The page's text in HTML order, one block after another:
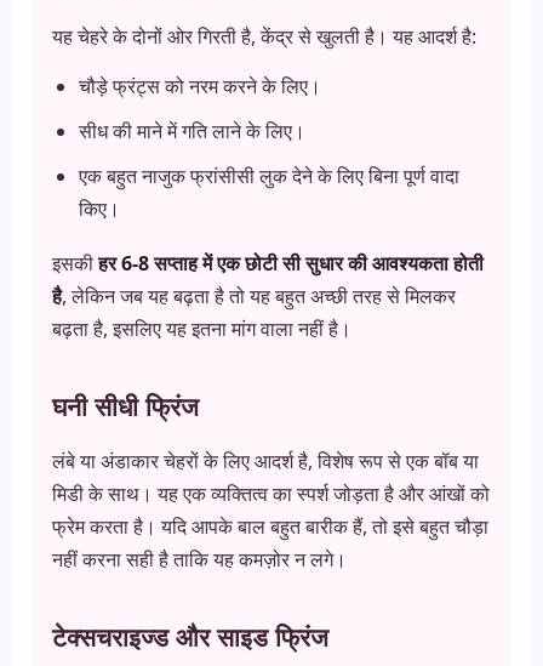
यह चेहरे के दोनों ओर गिरती है, केंद्र से खुलती है। यह आदर्श है:
चौड़े फ्रंट्स को नरम करने के लिए।
सीध की माने में गति लाने के लिए।
एक बहुत नाजुक फ्रांसीसी लुक देने के लिए बिना पूर्ण वादा
किए।
इसकीहर 6-8 सप्ताह में एक छोटी सी सुधार की आवश्यकता होती
है, लेकिन जब यह बढ़ता है तो यह बहुत अच्छी तरह से मिलकर
बढ़ता है, इसलिए यह इतना मांग वाला नहीं है।
घनी सीधी फ्रिंज
लंबे या अंडाकार चेहरों के लिए आदर्श है, विशेष रूप से एक बॉब या
मिडी के साथ। यह एक व्यक्तित्व का स्पर्श जोड़ता है और आंखों को
फ्रेम करता है। यदि आपके बाल बहुत बारीक हैं, तो इसे बहुत चौड़ा
नहीं करना सही है ताकि यह कमज़ोर न लगे।
टेक्सचराइज्ड और साइड फ्रिंज